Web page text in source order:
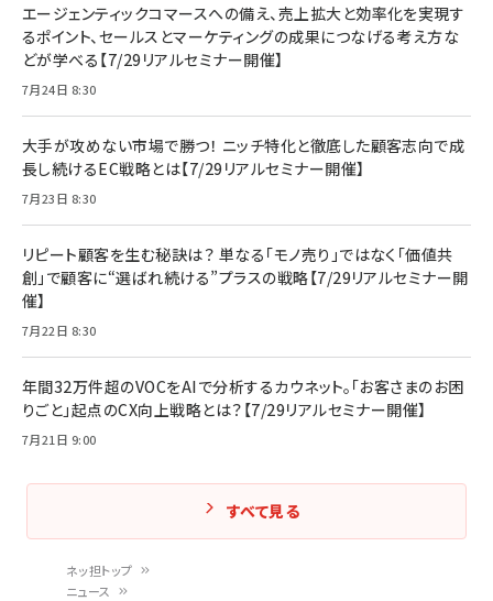
ネッ担トップ
ニュース
エージェンティックコマースへの備え、売上拡大と効率化を実現す
るポイント、セールスとマーケティングの成果につなげる考え方な
どが学べる【7/29リアルセミナー開催】
7月24日 8:30
大手が攻めない市場で勝つ！ ニッチ特化と徹底した顧客志向で成
長し続けるEC戦略とは【7/29リアルセミナー開催】
7月23日 8:30
リピート顧客を生む秘訣は？ 単なる「モノ売り」ではなく「価値共
創」で顧客に“選ばれ続ける”プラスの戦略【7/29リアルセミナー開
催】
7月22日 8:30
年間32万件超のVOCをAIで分析するカウネット。「お客さまのお困
りごと」起点のCX向上戦略とは？【7/29リアルセミナー開催】
7月21日 9:00
すべて見る